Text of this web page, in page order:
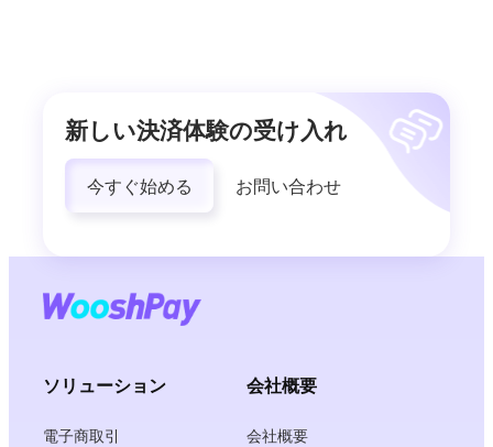
新しい決済体験の受け入れ
今すぐ始める お問い合わせ
ソリューション
電子商取引
会社概要
会社概要